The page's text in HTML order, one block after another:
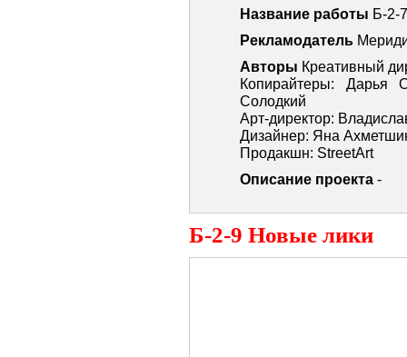
Название работы Б-2-
Рекламодатель
Авторы Креативный
Копирайтеры: Дарья
Солодкий
Арт-директор:
Дизайнер: Яна
Продакшн: StreetArt
Описание проекта -
Б-2-9 Новые лики